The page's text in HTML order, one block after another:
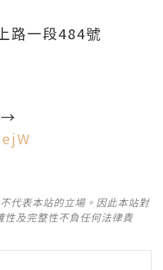
路一段484號
→
代表本站的立場。因此本站對
及完整性不負任何法律責